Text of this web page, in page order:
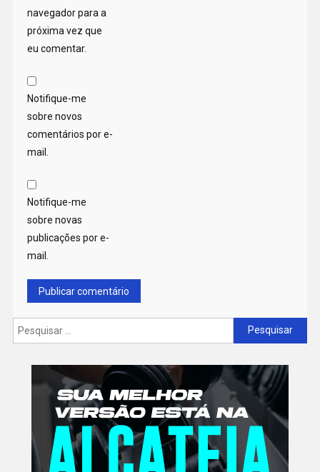
navegador para a
próxima vez que
eu comentar.
Notifique-me
sobre novos
comentários por e-
mail.
Notifique-me
sobre novas
publicações por e-
mail.
Pesquisar
por: